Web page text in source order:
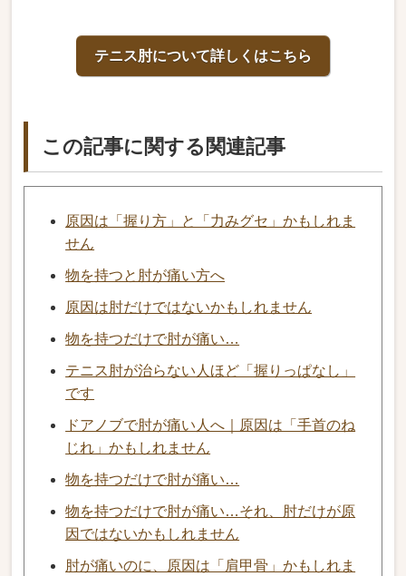
テニス肘について詳しくはこちら
この記事に関する関連記事
原因は「握り方」と「力みグセ」かもしれま
せん
物を持つと肘が痛い方へ
原因は肘だけではないかもしれません
物を持つだけで肘が痛い…
テニス肘が治らない人ほど「握りっぱなし」
です
ドアノブで肘が痛い人へ｜原因は「手首のね
じれ」かもしれません
物を持つだけで肘が痛い…
物を持つだけで肘が痛い…それ、肘だけが原
因ではないかもしれません
肘が痛いのに、原因は「肩甲骨」かもしれま